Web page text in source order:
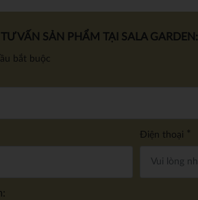
VẤN SẢN PHẨM TẠI SALA GARDEN:
bắt buộc
Điện thoại *